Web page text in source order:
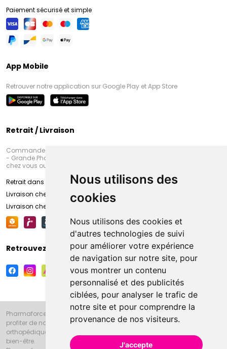
Nous utilisons des
cookies
Nous utilisons des cookies et
d'autres technologies de suivi
pour améliorer votre expérience
de navigation sur notre site, pour
vous montrer un contenu
personnalisé et des publicités
ciblées, pour analyser le trafic de
notre site et pour comprendre la
provenance de nos visiteurs.
J'accepte
Paiement sécurisé et simple
App Mobile
Retrouver notre application sur Google Play et App Store
Retrait / Livraison
Commandez en ligne et venez chercher votre commande à Amiens
- Grande Pharmacie d’Amiens (Fachon) ou recevez-là rapidement
chez vous ou en point retrait
Retrait dans la pharmacie d’Amiens
Livraison chez vous
Livraison chez votre commerçant
Retrouvez-nous sur vos réseaux sociaux
Pharmaforce.fr et la Grande Pharmacie d’Amiens vous souhaitent de
profiter de notre accueil, de nos conseils pharmaceutiques,
orthopédiques, homéopathiques, parapharmaceutiques, beauté et
bien-être.